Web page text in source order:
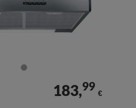
183,99
€